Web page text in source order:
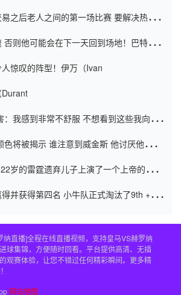
之后老人之间的第一场比赛 要解决热情的
则他可能会在下一天回到场地！巴特勒迈
惊叹的阵型！伊万（Ivan
Durant
：我感到非常不舒服 不想看到这些我向他
将被揭示 谁注意到威金斯 他讨厌他的老
岁的雷霆遗弃儿子上演了一个上帝的剧
并获得第四名 小牛队正式淘汰了9th + 76
纳直播]全程在线直播视频，支持皇马VS赫罗纳
球集锦，方便随时回看。平台提供高清、无插
观赛体验，让您不错过任何精彩瞬间。更多精
网站地图